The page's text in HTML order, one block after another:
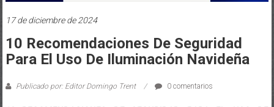
17 de diciembre de 2024
10 Recomendaciones De Seguridad
Para El Uso De Iluminación Navideña
Publicado por: Editor Domingo Trent 0 comentarios